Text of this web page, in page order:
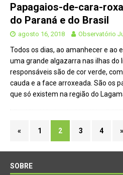
Papagaios-de-cara-
do Paraná e do Brasil
agosto 16, 2018 Observatório
Todos os dias, ao amanhecer e ao
uma grande algazarra nas ilhas do
responsáveis são de cor verde,
cauda e a face arroxeada. São os
que só existem na região do
« 1 2 3 4 »
SOBRE